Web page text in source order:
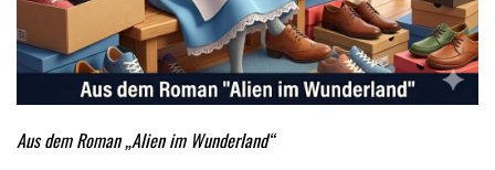
Aus dem Roman „Alien im Wunderland“